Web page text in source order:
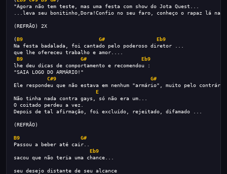
"Agora não tem teste, mas uma festa com show do Jota Quest...
...leva seu bonitinho,Dora!Confio no seu faro, conheço o rapaz lá
(REFRÃO) 2X
(B9 G#
Eb9
Na festa badalada, foi cantado pelo poderoso diretor ...
que lhe ofereceu trabalho e amor....
B9
G#
Eb9
lhe deu dicas de comportamento e recomendou :
"SAIA LOGO DO ARMÁRIO!"
C#9
G#
Ele respondeu que não estava em nenhum "armário", muito pelo
E
Não tinha nada contra gays, só não era um...
O coitado perdeu a vez.
Depois de tal afirmação, foi excluído, rejeitado, difamado ...
(REFRÃO)
B9
G#
Passou a beber até cair..
Eb9
sacou que não teria uma chance...
seu desejo distante de seu alcance